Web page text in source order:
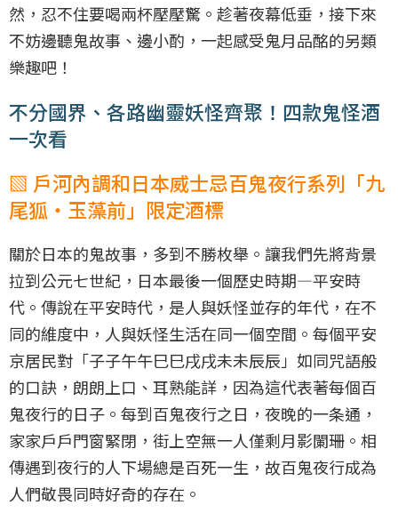
然，忍不住要喝兩杯壓壓驚。趁著夜幕低垂，接下來
不妨邊聽鬼故事、邊小酌，一起感受鬼月品酩的另類
樂趣吧！
不分國界、各路幽靈妖怪齊聚！四款鬼怪酒
一次看
▧ 戶河內調和日本威士忌百鬼夜行系列「九
尾狐・玉藻前」限定酒標
關於日本的鬼故事，多到不勝枚舉。讓我們先將背景
拉到公元七世紀，日本最後一個歷史時期—平安時
代。傳說在平安時代，是人與妖怪並存的年代，在不
同的維度中，人與妖怪生活在同一個空間。每個平安
京居民對「子子午午巳巳戌戌未未辰辰」如同咒語般
的口訣，朗朗上口、耳熟能詳，因為這代表著每個百
鬼夜行的日子。每到百鬼夜行之日，夜晚的一条通，
家家戶戶門窗緊閉，街上空無一人僅剩月影闌珊。相
傳遇到夜行的人下場總是百死一生，故百鬼夜行成為
人們敬畏同時好奇的存在。